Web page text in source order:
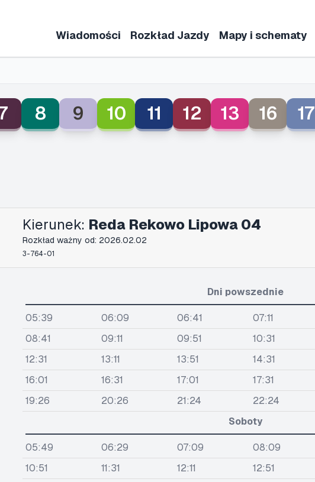
Wiadomości Rozkład Jazdy Mapy i schematy
8 9 10 11 12 13 16 17
Kierunek: Reda Rekowo Lipowa 04
Rozkład ważny od: 2026.02.02
3-764-01
Dni powszednie
05:39 06:09 06:41 07:11
08:41
09:11 09:51 10:31
12:31
13:11 13:51 14:31
16:01
16:31 17:01 17:31
19:26
20:26 21:24 22:24
Soboty
05:49 06:29 07:09 08:09
10:51
11:31 12:11 12:51